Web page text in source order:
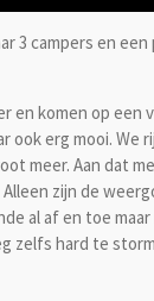
3 campers en een
en komen op een
ook erg mooi. We
meer. Aan dat
zijn de
al af en toe
zelfs hard te